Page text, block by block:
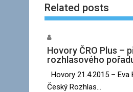
Related posts
Hovory ČRO Plus –
rozhlasového
Hovory 21.4.2015 – Eva
Český Rozhlas...